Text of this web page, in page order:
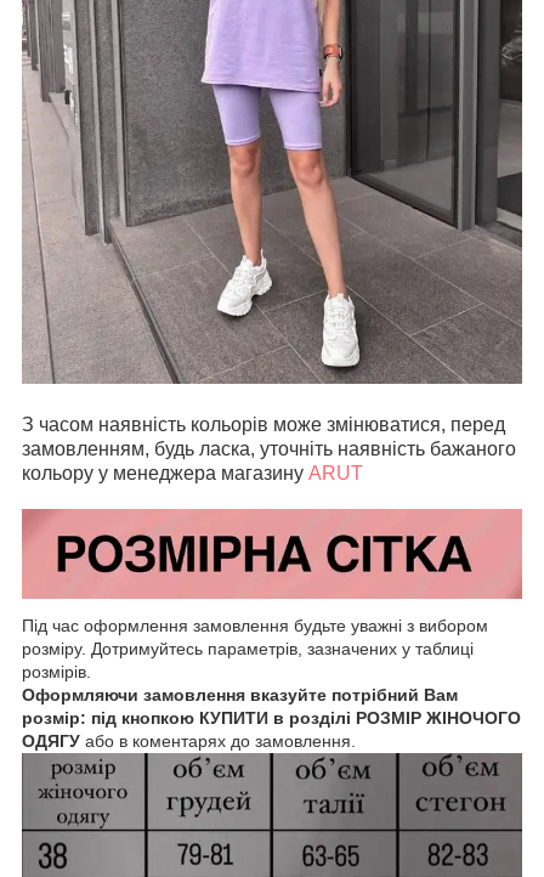
З часом наявність кольорів може змінюватися, перед
замовленням, будь ласка, уточніть наявність бажаного
кольору у менеджера магазину ARUT
Під час оформлення замовлення будьте уважні з вибором
розміру. Дотримуйтесь параметрів, зазначених у таблиці
розмірів.
Оформляючи замовлення вказуйте потрібний Вам
розмір: під кнопкою КУПИТИ в розділі РОЗМІР ЖІНОЧОГО
ОДЯГУ або в коментарях до замовлення.